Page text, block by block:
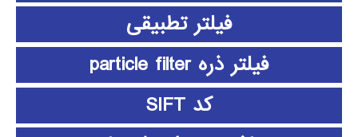
فیلتر تطبیقی
فیلتر ذره particle filter
کد SIFT